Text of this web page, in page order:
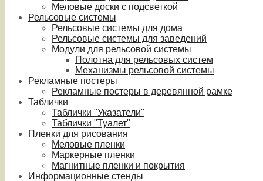
Меловые доски с подсветкой
Рельсовые системы
Рельсовые системы для дома
Рельсовые системы для заведений
Модули для рельсовой системы
Полотна для рельсовых систем
Механизмы рельсовой системы
Рекламные постеры
Рекламные постеры в деревянной рамке
Таблички
Таблички "Указатели"
Таблички "Туалет"
Пленки для рисования
Меловые пленки
Маркерные пленки
Магнитные пленки и покрытия
Информационные стенды